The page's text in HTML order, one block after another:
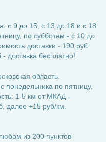
с 9 до 15, с 13 до 18 и с 18
по субботам - с 10 до
доставки - 190 руб.
доставка бесплатно!
область.
понедельника по пятницу,
1-5 км от МКАД -
далее +15 руб/км.
из 200 пунктов